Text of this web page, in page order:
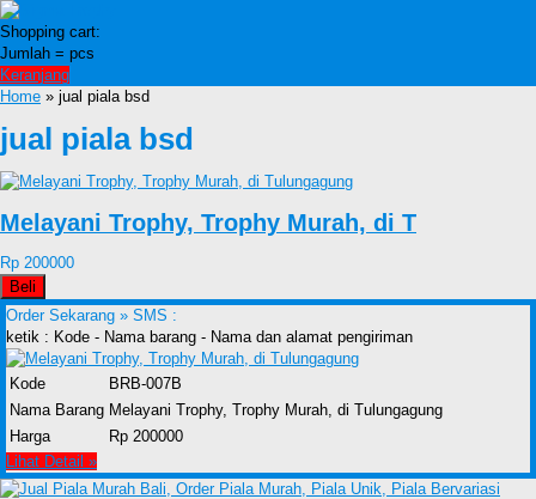
Shopping cart:
Jumlah = pcs
Keranjang
Home » jual piala bsd
jual piala bsd
Melayani Trophy, Trophy Murah, di T
Rp 200000
Beli
Order Sekarang » SMS :
ketik : Kode - Nama barang - Nama dan alamat pengiriman
Kode
BRB-007B
Nama Barang Melayani Trophy, Trophy Murah, di Tulungagung
Harga
Rp 200000
Lihat Detail »